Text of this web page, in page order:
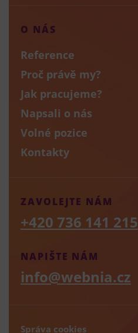
O NÁS
Reference
Proč právě my?
Jak pracujeme?
Napsali o nás
Volné pozice
Kontakty
NAPIŠTE NÁM
info@webnia.cz
ZAVOLEJTE NÁM
+420 736 141 215
Správa cookies